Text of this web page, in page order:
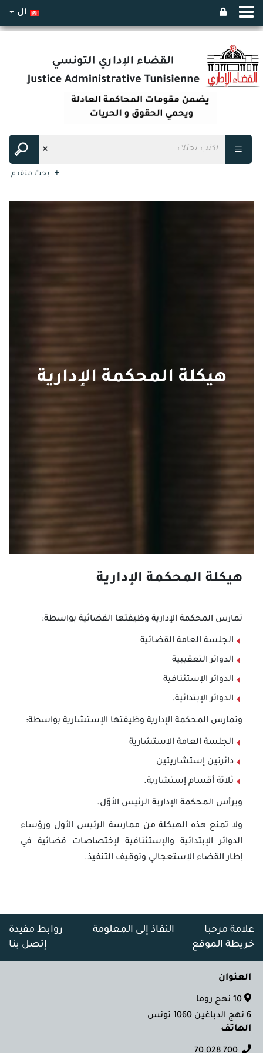
ال
بحث متقدم
هيكلة المحكمة الإدارية
هيكلة المحكمة الإدارية
تمارس المحكمة الإدارية وظيفتها القضائية بواسطة:
الجلسة العامة القضائية
الدوائر التعقيبية
الدوائر الإستئنافية
الدوائر الإبتدائية.
وتمارس المحكمة الإدارية وظيفتها الإستشارية بواسطة:
الجلسة العامة الإستشارية
دائرتين إستشاريتين
ثلاثة أقسام إستشارية.
ويرأس المحكمة الإدارية الرئيس الأوّل.
ولا تمنع هذه الهيكلة من ممارسة الرئيس الأول ورؤساء
الدوائر الإبتدائية والإستئنافية لإختصاصات قضائية في
إطار القضاء الإستعجالي وتوقيف التنفيذ.
علامة مرحبا النفاذ إلى المعلومة
روابط مفيدة
خريطة الموقع
إتصل بنا
العنوان
6 نهج الدباغين 1060 تونس
الهاتف